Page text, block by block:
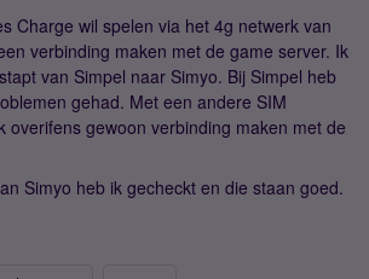
Charge wil spelen via het 4g netwerk van
verbinding maken met de game server. Ik
van Simpel naar Simyo. Bij Simpel heb
gehad. Met een andere SIM
overifens gewoon verbinding maken met de
Simyo heb ik gecheckt en die staan goed.